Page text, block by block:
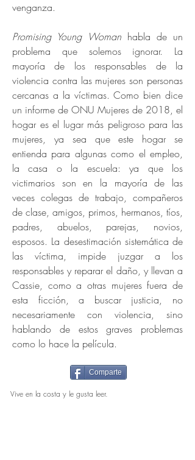
venganza.
Promising Young Woman habla de un
problema que solemos ignorar. La
mayoría de los responsables de la
violencia contra las mujeres son personas
cercanas a la víctimas. Como bien dice
un informe de ONU Mujeres de 2018, el
hogar es el lugar más peligroso para las
mujeres, ya sea que este hogar se
entienda para algunas como el empleo,
la casa o la escuela: ya que los
victimarios son en la mayoría de las
veces colegas de trabajo, compañeros
de clase, amigos, primos, hermanos, tíos,
padres, abuelos, parejas, novios,
esposos. La desestimación sistemática de
las víctima, impide juzgar a los
responsables y reparar el daño, y llevan a
Cassie, como a otras mujeres fuera de
esta ficción, a buscar justicia, no
necesariamente con violencia, sino
hablando de estos graves problemas
como lo hace la película.
Comparte
Vive en la costa y le gusta leer.